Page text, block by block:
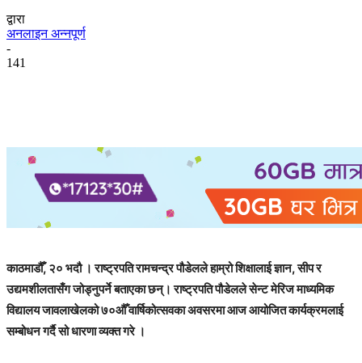
द्वारा
अनलाइन अन्नपूर्ण
-
141
काठमाडौँ, २० भदौ । राष्ट्रपति रामचन्द्र पौडेलले हाम्रो शिक्षालाई ज्ञान, सीप र
उद्यमशीलतासँग जोड्नुपर्ने बताएका छन्। राष्ट्रपति पौडेलले सेन्ट मेरिज माध्यमिक
विद्यालय जावलाखेलको ७०औँ वार्षिकोत्सवका अवसरमा आज आयोजित कार्यक्रमलाई
सम्बोधन गर्दै सो धारणा व्यक्त गरे ।